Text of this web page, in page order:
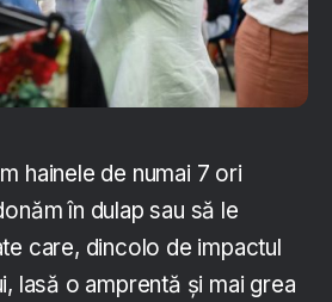
hainele de numai 7 ori
în dulap sau să le
care, dincolo de impactul
lasă o amprentă și mai grea